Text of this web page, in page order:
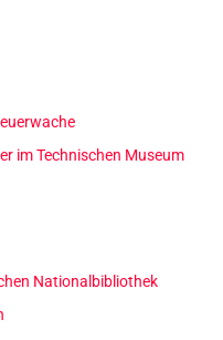
im Technischen Museum
Nationalbibliothek